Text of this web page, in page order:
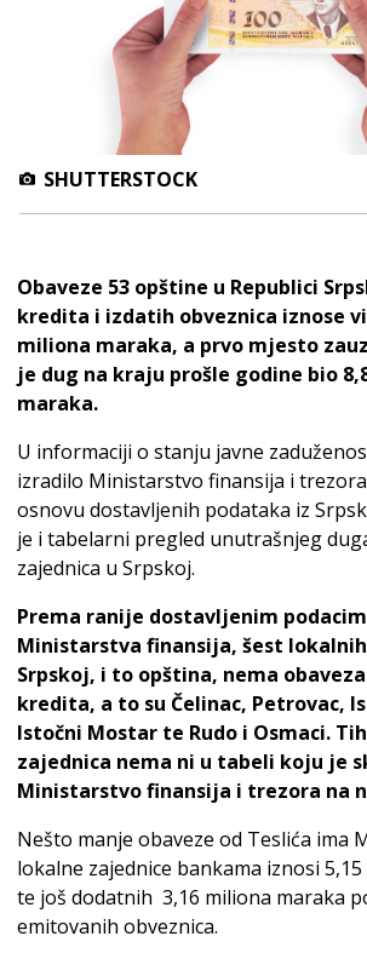
SHUTTERSTOCK
Obaveze 53 opštine u Republici
kredita i izdatih obveznica iznose
miliona maraka, a prvo mjesto
je dug na kraju prošle godine bio
maraka.
U informaciji o stanju javne
izradilo Ministarstvo finansija i
osnovu dostavljenih podataka iz
je i tabelarni pregled unutrašnjeg
zajednica u Srpskoj.
Prema ranije dostavljenim
Ministarstva finansija, šest
Srpskoj, i to opština, nema
kredita, a to su Čelinac, Petrovac,
Istočni Mostar te Rudo i Osmaci.
zajednica nema ni u tabeli koju je
Ministarstvo finansija i trezora na
Nešto manje obaveze od Teslića ima
lokalne zajednice bankama iznosi
te još dodatnih 3,16 miliona maraka
emitovanih obveznica.